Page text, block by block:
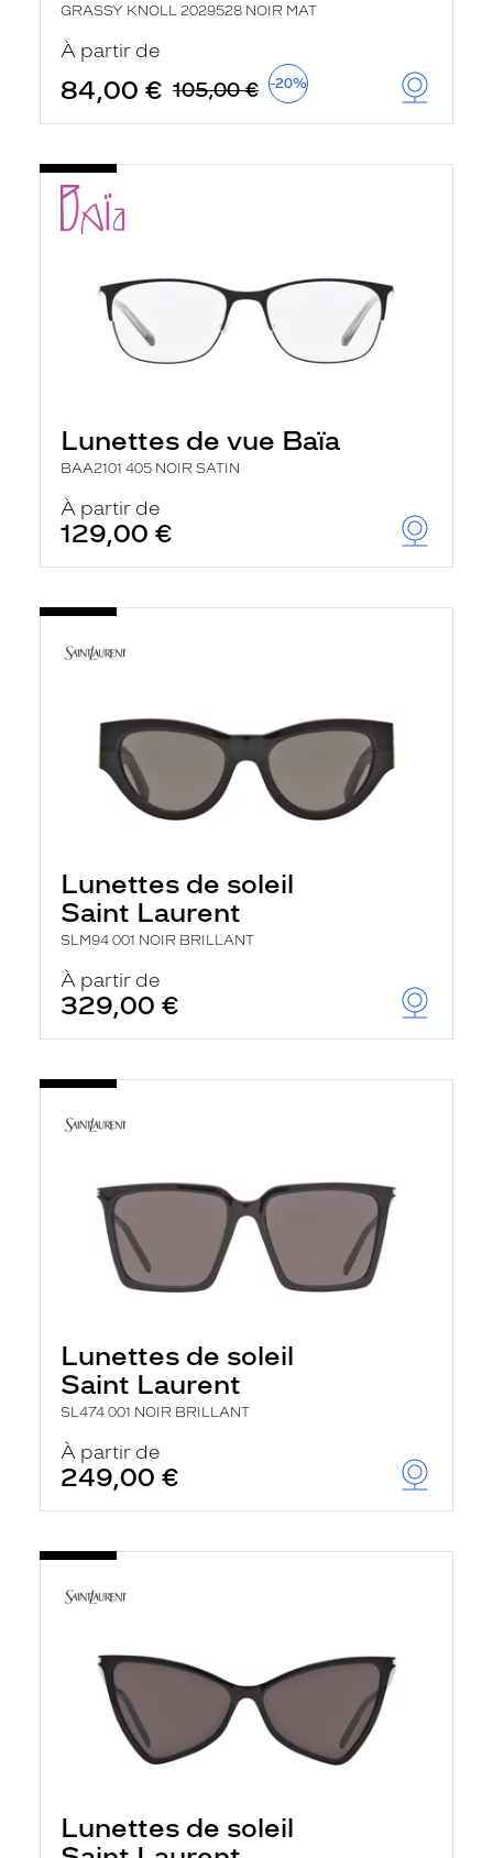
GRASSY KNOLL 2029528 NOIR MAT
À partir de
84,00 € 105,00 € -20%
Lunettes de vue Baïa
BAA2101 405 NOIR SATIN
À partir de
129,00 €
Lunettes de soleil
Saint Laurent
SLM94 001 NOIR BRILLANT
À partir de
329,00 €
Lunettes de soleil
Saint Laurent
SL474 001 NOIR BRILLANT
À partir de
249,00 €
Lunettes de soleil